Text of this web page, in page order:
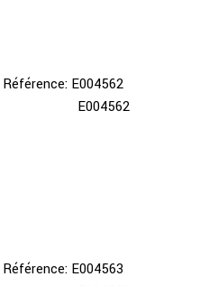
Référence: E004562
E004562
Référence: E004563